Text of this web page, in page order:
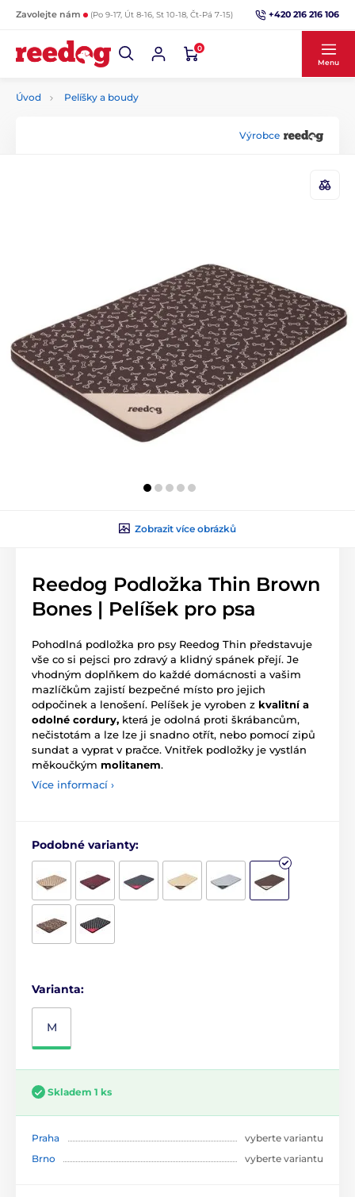
Zavolejte nám (Po 9-17, Út 8-16, St 10-18, Čt-Pá 7-15) +420 216 216 106
0
Menu
Úvod Pelíšky a boudy
Výrobce
Zobrazit více obrázků
Reedog Podložka Thin Brown
Bones | Pelíšek pro psa
Pohodlná podložka pro psy Reedog Thin představuje
vše co si pejsci pro zdravý a klidný spánek přejí. Je
vhodným doplňkem do každé domácnosti a vašim
mazlíčkům zajistí bezpečné místo pro jejich
odpočinek a lenošení. Pelíšek je vyroben z kvalitní a
odolné cordury, která je odolná proti škrábancům,
nečistotám a lze lze ji snadno otřít, nebo pomocí zipů
sundat a vyprat v pračce. Vnitřek podložky je vystlán
měkoučkým molitanem.
Více informací ›
Podobné varianty:
Varianta:
M
Skladem 1 ks
Praha
vyberte variantu
Brno
vyberte variantu